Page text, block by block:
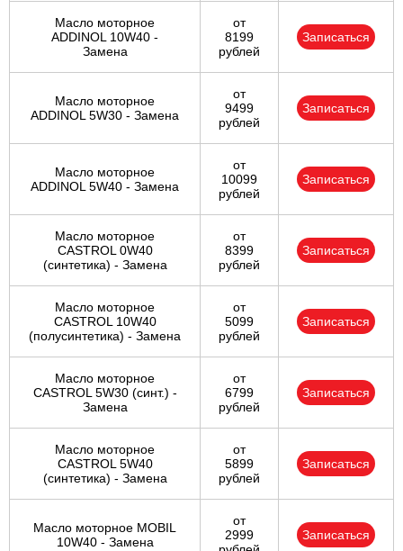
Масло моторное
ADDINOL 10W40 -
Замена
от
8199
рублей
Записаться
Масло моторное
ADDINOL 5W30 - Замена
от
9499
рублей
Записаться
Масло моторное
ADDINOL 5W40 - Замена
от
10099
рублей
Записаться
Масло моторное
CASTROL 0W40
(синтетика) - Замена
от
8399
рублей
Записаться
Масло моторное
CASTROL 10W40
(полусинтетика) - Замена
от
5099
рублей
Записаться
Масло моторное
CASTROL 5W30 (синт.) -
Замена
от
6799
рублей
Записаться
Масло моторное
CASTROL 5W40
(синтетика) - Замена
от
5899
рублей
Записаться
Масло моторное MOBIL
10W40 - Замена
от
2999
Записаться